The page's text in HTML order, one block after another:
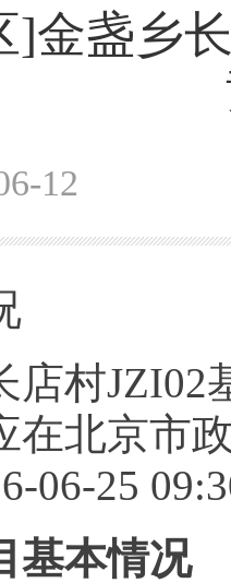
]金盏乡
12
店村JZI02
在北京市
06-25
基本情况